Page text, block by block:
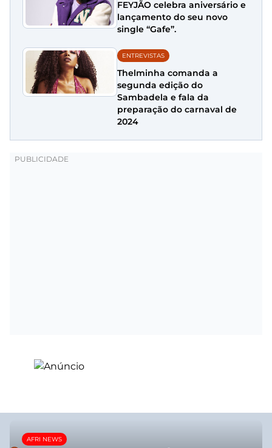
FEYJÃO celebra aniversário e
lançamento do seu novo
single “Gafe”.
ENTREVISTAS
Thelminha comanda a
segunda edição do
Sambadela e fala da
preparação do carnaval de
2024
AFRI NEWS